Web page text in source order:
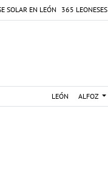
SOLAR EN LEÓN 365 LEONESES
LEÓN ALFOZ